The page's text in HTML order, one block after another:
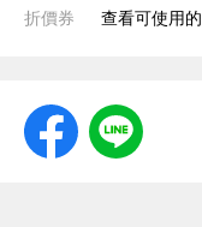
折價券 查看可使用